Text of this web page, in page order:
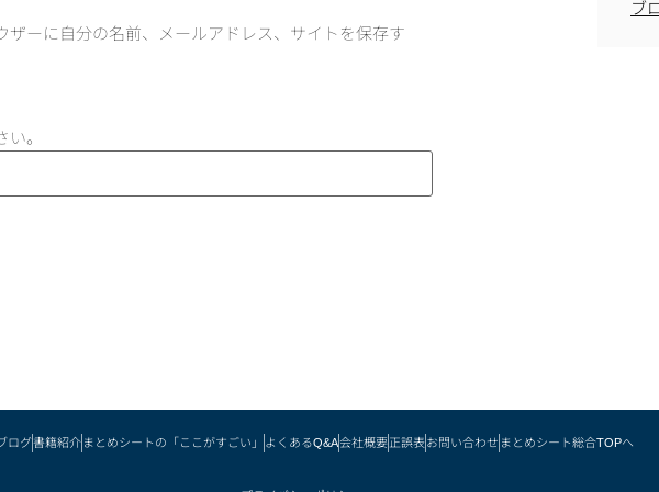
ザーに自分の名前、メールアドレス、サイトを保存す
。
ブ
ログ書籍紹介 まとめシートの「ここがすごい」 よくあるQ&A会社概要 正誤表 お問い合わせ まとめシート総合TOPへ